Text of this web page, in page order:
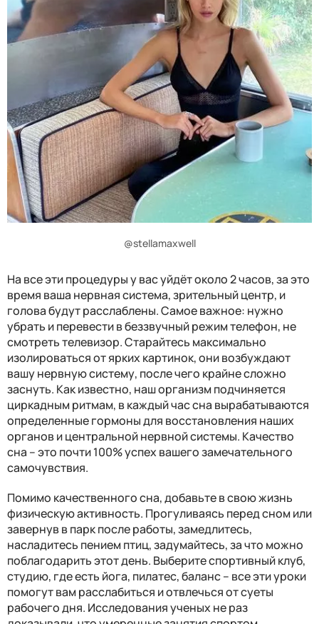
@stellamaxwell
На все эти процедуры у вас уйдёт около 2 часов, за это
время ваша нервная система, зрительный центр, и
голова будут расслаблены. Самое важное: нужно
убрать и перевести в беззвучный режим телефон, не
смотреть телевизор. Старайтесь максимально
изолироваться от ярких картинок, они возбуждают
вашу нервную систему, после чего крайне сложно
заснуть. Как известно, наш организм подчиняется
циркадным ритмам, в каждый час сна вырабатываются
определенные гормоны для восстановления наших
органов и центральной нервной системы. Качество
сна – это почти 100% успех вашего замечательного
самочувствия.
Помимо качественного сна, добавьте в свою жизнь
физическую активность. Прогуливаясь перед сном или
завернув в парк после работы, замедлитесь,
насладитесь пением птиц, задумайтесь, за что можно
поблагодарить этот день. Выберите спортивный клуб,
студию, где есть йога, пилатес, баланс – все эти уроки
помогут вам расслабиться и отвлечься от суеты
рабочего дня. Исследования ученых не раз